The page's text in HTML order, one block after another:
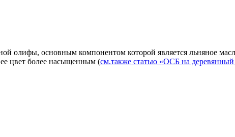
олифы, основным компонентом которой является льняное
ее цвет более насыщенным (см.также статью «ОСБ на